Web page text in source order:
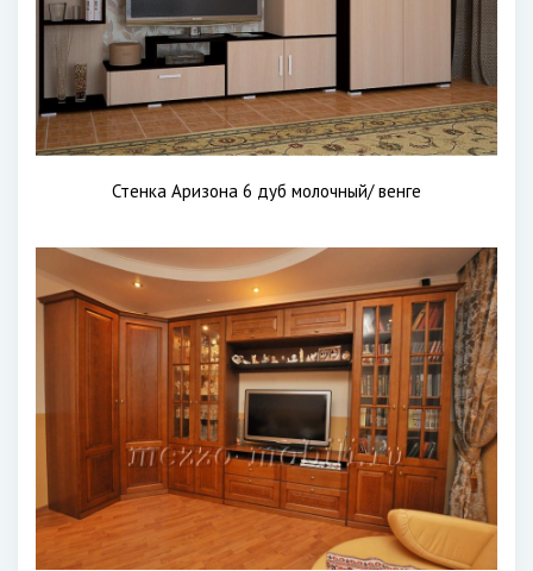
Стенка Аризона 6 дуб молочный/ венге